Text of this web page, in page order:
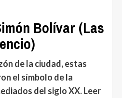
Bolívar (Las
de la ciudad, estas
el símbolo de la
del siglo XX.Leer